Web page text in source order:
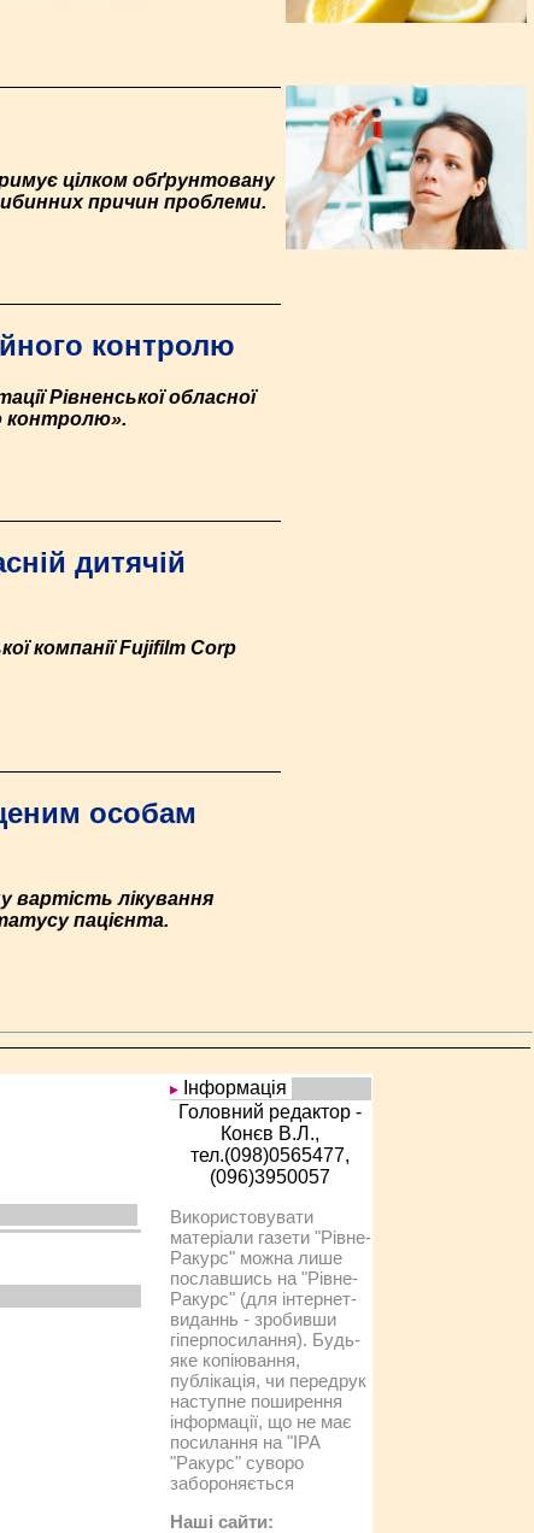
цілком обґрунтовану
причин проблеми.
контролю
Рівненської обласної
контролю».
дитячій
компанії Fujifilm Corp
особам
вартість лікування
пацієнта.
Інформація
Головний редактор -
Конєв В.Л.,
тел.(098)0565477,
(096)3950057
Використовувати
матеріали газети "Рівне-
Ракурс" можна лише
пославшись на "Рівне-
Ракурс" (для інтернет-
виданнь - зробивши
гіперпосилання). Будь-
яке копіювання,
публікація, чи передрук
наступне поширення
інформації, що не має
посилання на "IРА
"Ракурс" суворо
забороняється
Наші сайти: